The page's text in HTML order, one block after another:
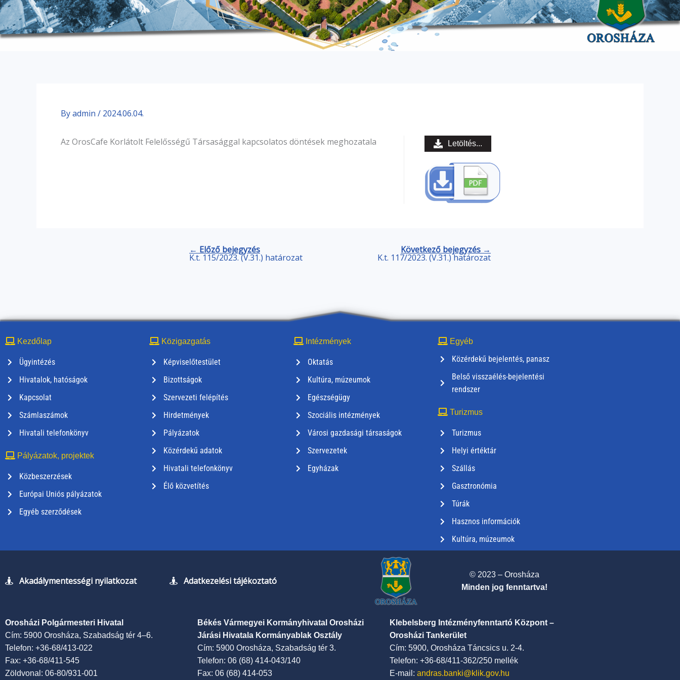
Byadmin / 2024.06.04.
Az OrosCafe Korlátolt Felelősségű Társasággal kapcsolatos döntések meghozatala Letöltés...
← Előző bejegyzés
K.t. 115/2023. (V.31.) határozat
Következő bejegyzés →
K.t. 117/2023. (V.31.) határozat
Kezdőlap
Ügyintézés
Hivatalok, hatóságok
Kapcsolat
Számlaszámok
Hivatali telefonkönyv
Pályázatok, projektek
Közbeszerzések
Európai Uniós pályázatok
Egyéb szerződések
Közigazgatás
Képviselőtestület
Bizottságok
Szervezeti felépítés
Hirdetmények
Pályázatok
Közérdekű adatok
Hivatali telefonkönyv
Élő közvetítés
Intézmények
Oktatás
Kultúra, múzeumok
Egészségügy
Szociális intézmények
Városi gazdasági társaságok
Szervezetek
Egyházak
Egyéb
Közérdekű bejelentés, panasz
Belső visszaélés-bejelentési
rendszer
Turizmus
Turizmus
Helyi értéktár
Szállás
Gasztronómia
Túrák
Hasznos információk
Kultúra, múzeumok
Akadálymentességi nyilatkozat Adatkezelési tájékoztató
© 2023 – Orosháza
Minden jog fenntartva!
Orosházi Polgármesteri Hivatal
Cím: 5900 Orosháza, Szabadság tér 4–6.
Telefon: +36-68/413-022
Fax: +36-68/411-545
Zöldvonal: 06-80/931-001
Békés Vármegyei Kormányhivatal Orosházi
Járási Hivatala Kormányablak Osztály
Cím: 5900 Orosháza, Szabadság tér 3.
Telefon: 06 (68) 414-043/140
Fax: 06 (68) 414-053
Klebelsberg Intézményfenntartó Központ –
Orosházi Tankerület
Cím: 5900, Orosháza Táncsics u. 2-4.
Telefon: +36-68/411-362/250 mellék
E-mail: andras.banki@klik.gov.hu